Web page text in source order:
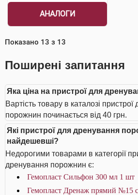
АНАЛОГИ
Показано 13 з 13
Поширені запитання
Яка ціна на пристрої для
Вартість товару в каталозі
порожнин починається від 40 грн.
Які пристрої для дренування
найдешевші?
Недорогими товарами в категорії
дренування порожнин є:
Гемопласт Сильфон 300 мл 1 шт
Гемопласт Дренаж прямий №15